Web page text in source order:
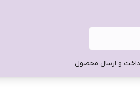
و ارسال محصول